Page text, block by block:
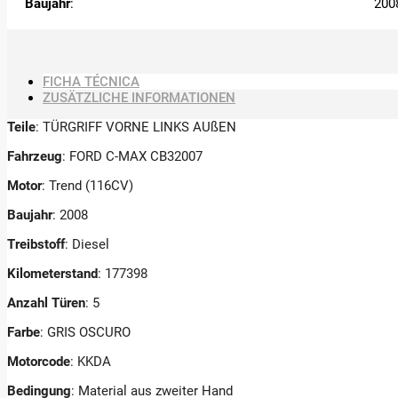
Baujahr:
FICHA TÉCNICA
ZUSÄTZLICHE INFORMATIONEN
Teile: TÜRGRIFF VORNE LINKS AUßEN
Fahrzeug: FORD C-MAX CB32007
Motor: Trend (116CV)
Baujahr: 2008
Treibstoff: Diesel
Kilometerstand: 177398
Anzahl Türen: 5
Farbe: GRIS OSCURO
Motorcode: KKDA
Bedingung: Material aus zweiter Hand